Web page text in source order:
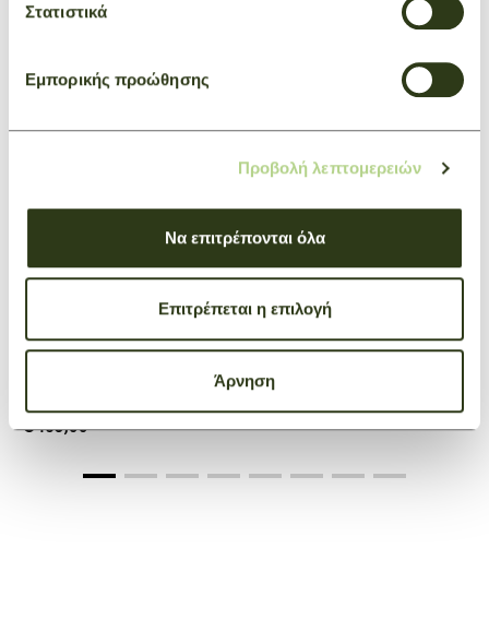
Στατιστικά
Εμπορικής προώθησης
Προβολή λεπτομερειών
Να επιτρέπονται όλα
Επιτρέπεται η επιλογή
Άρνηση
+ 4
Coin Purse Le Pliage Xtra
€ 135,00